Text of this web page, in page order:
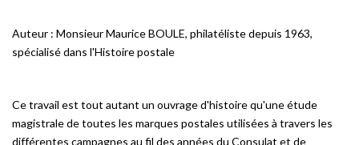
Auteur : Monsieur Maurice BOULE, philatéliste depuis 1963,
spécialisé dans l'Histoire postale
Ce travail est tout autant un ouvrage d'histoire qu'une étude
magistrale de toutes les marques postales utilisées à travers les
différentes campagnes au fil des années du Consulat et de